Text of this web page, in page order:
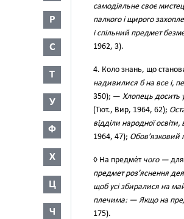
Р
С
Т
У
Ф
Х
Ц
Ч
самодіяльне своє
палкого і щирого
і спільний предмет
1962, 3).
4. Коло знань, що
надивилися б на все і,
350); — Хлопець досить
(Тют., Вир, 1964, 62);
відділи народної
1964, 47); Обов’язковий
◊ На предме́т чого —
предмет роз’яснення
щоб усі збиралися на
плечима: — Якщо на
175).